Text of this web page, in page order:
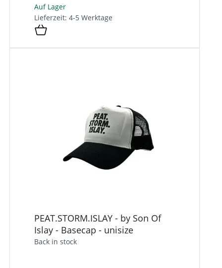
Auf Lager
Lieferzeit: 4-5 Werktage
PEAT.STORM.ISLAY - by Son Of
Islay - Basecap - unisize
Back in stock